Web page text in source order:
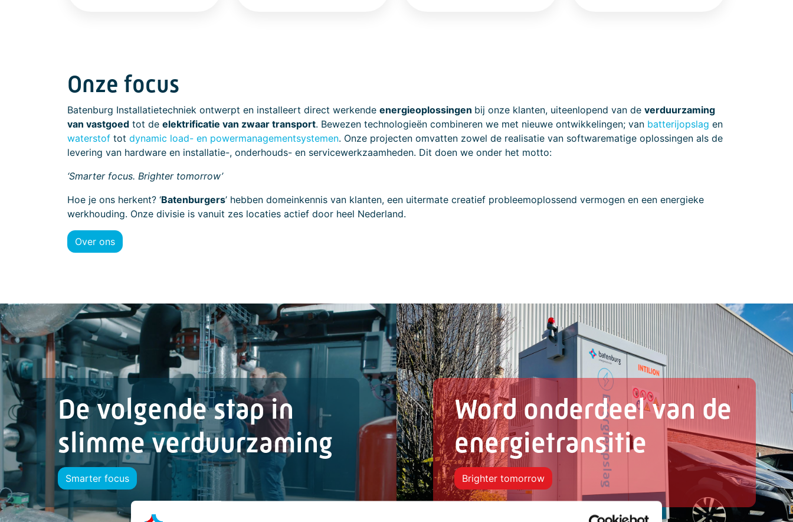
Onze focus
Batenburg Installatietechniek ontwerpt en installeert direct werkende energieoplossingen bij onze klanten, uiteenlopend van de verduurzaming
van vastgoedtot de elektrificatie van zwaar transport. Bewezen technologieën combineren we met nieuwe ontwikkelingen; van batterijopslag en
waterstoftot dynamic load- en powermanagementsystemen. Onze projecten omvatten zowel de realisatie van softwarematige oplossingen als de
levering van hardware en installatie-, onderhouds- en servicewerkzaamheden. Dit doen we onder het motto:
‘Smarter focus. Brighter tomorrow’
Hoe je ons herkent? ‘Batenburgers’ hebben domeinkennis van klanten, een uitermate creatief probleemoplossend vermogen en een energieke
werkhouding. Onze divisie is vanuit zes locaties actief door heel Nederland.
Over ons
De volgende stap in
slimme verduurzaming
Smarter focus
Word onderdeel van de
energietransitie
Brighter tomorrow